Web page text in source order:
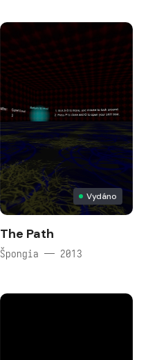
Vydáno
The Path
Špongia — 2013